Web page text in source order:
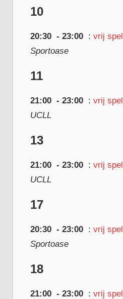
10
20:30- 23:00 : vrij spel
Sportoase
11
21:00- 23:00 : vrij spel
UCLL
13
21:00- 23:00 : vrij spel
UCLL
17
20:30- 23:00 : vrij spel
Sportoase
18
21:00- 23:00 : vrij spel